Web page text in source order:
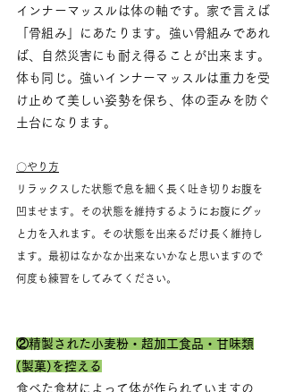
インナーマッスルは体の軸です。家で言えば
「骨組み」にあたります。強い骨組みであれ
ば、自然災害にも耐え得ることが出来ます。
体も同じ。強いインナーマッスルは重力を受
け止めて美しい姿勢を保ち、体の歪みを防ぐ
土台になります。
〇やり方
リラックスした状態で息を細く長く吐き切りお腹を
凹ませます。その状態を維持するようにお腹にグッ
と力を入れます。その状態を出来るだけ長く維持し
ます。最初はなかなか出来ないかなと思いますので
何度も練習をしてみてください。
②精製された小麦粉・超加工食品・甘味類
(製菓)を控える
食べた食材によって体が作られていますの